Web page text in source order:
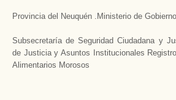
Provincia del Neuquén .Ministerio de
Subsecretaría de Seguridad Ciudadana y
de Justicia y Asuntos Institucionales
Alimentarios Morosos